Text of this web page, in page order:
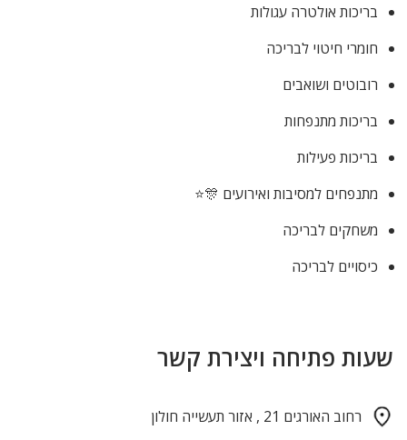
בריכות אולטרה עגולות
חומרי חיטוי לבריכה
רובוטים ושואבים
בריכות מתנפחות
בריכות פעילות
מתנפחים למסיבות ואירועים 🎊⭐
משחקים לבריכה
כיסויים לבריכה
שעות פתיחה ויצירת קשר
רחוב האורגים 21 , אזור תעשייה חולון